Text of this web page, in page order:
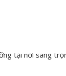
tại nơi sang